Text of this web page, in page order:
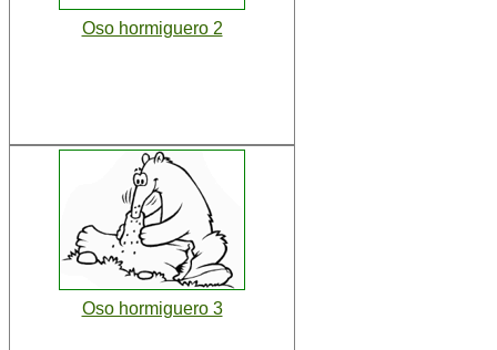
Oso hormiguero 2
Oso hormiguero 3